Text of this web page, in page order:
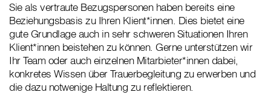
Sie als vertraute Bezugspersonen haben bereits eine
Beziehungsbasis zu Ihren Klient*innen. Dies bietet eine
gute Grundlage auch in sehr schweren Situationen Ihren
Klient*innen beistehen zu können. Gerne unterstützen wir
Ihr Team oder auch einzelnen Mitarbieter*innen dabei,
konkretes Wissen über Trauerbegleitung zu erwerben und
die dazu notwenige Haltung zu reflektieren.